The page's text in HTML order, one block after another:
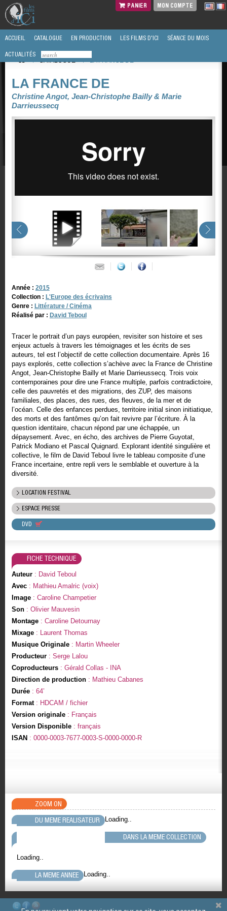
PANIER MON COMPTE
ACCUEIL CATALOGUE EN PRODUCTION LES FILMS D'ICI SÉANCE DU MOIS
ACTUALITÉS
/
CATALOGUE / LA FRANCE DE
LA FRANCE DE
Christine Angot, Jean-Christophe Bailly & Marie
Darrieussecq
Année : 2015
Collection : L'Europe des écrivains
Genre : Littérature / Cinéma
Réalisé par : David Teboul
Tracer le portrait d’un pays européen, revisiter son histoire et ses
enjeux actuels à travers les témoignages et les écrits de ses
auteurs, tel est l’objectif de cette collection documentaire. Après 16
pays explorés, cette collection s’achève avec la France de Christine
Angot, Jean-Christophe Bailly et Marie Darrieussecq. Trois voix
contemporaines pour dire une France multiple, parfois contradictoire,
celle des pauvretés et des migrations, des ZUP, des maisons
familiales, des places, des rues, des fleuves, de la mer et de
l’océan. Celle des enfances perdues, territoire initial sinon initiatique,
des morts et des fantômes qu’on fait revivre par l’écriture. À la
question identitaire, chacun répond par une échappée, un
dépaysement. Avec, en écho, des archives de Pierre Guyotat,
Patrick Modiano et Pascal Quignard. Explorant identité singulière et
collective, le film de David Teboul livre le tableau composite d’une
France incertaine, entre repli vers le semblable et ouverture à la
diversité.
LOCATION FESTIVAL
ESPACE PRESSE
DVD
FICHE TECHNIQUE
Auteur: David Teboul
Avec: Mathieu Amalric (voix)
Image: Caroline Champetier
Son: Olivier Mauvesin
Montage: Caroline Detournay
Mixage: Laurent Thomas
Musique Originale: Martin Wheeler
Producteur: Serge Lalou
Coproducteurs: Gérald Collas - INA
Direction de production: Mathieu Cabanes
Durée: 64’
Format: HDCAM / fichier
Version originale: Français
Version Disponible: français
ISAN : 0000-0003-7677-0003-S-0000-0000-R
ZOOM ON
DU MEME REALISATEUR
Loading..
DANS LA MEME COLLECTION
Loading..
LA MEME ANNEE Loading..